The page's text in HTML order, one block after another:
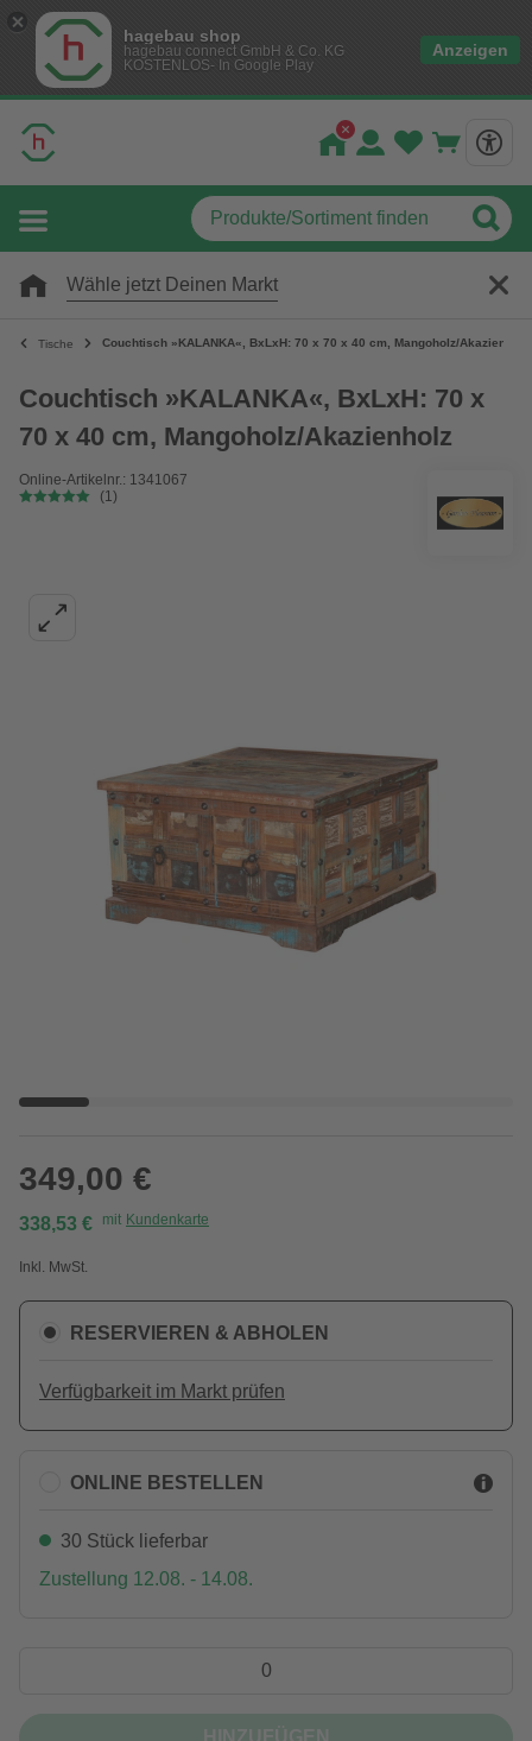
hagebau shop
hagebau connect GmbH & Co. KG
KOSTENLOS- In Google Play
Anzeigen
Wähle jetzt Deinen Markt
Tische Couchtisch »KALANKA«, BxLxH: 70 x 70 x 40 cm, Mangoholz/Akazienholz
Couchtisch »KALANKA«, BxLxH: 70 x
70 x 40 cm, Mangoholz/Akazienholz
Online-Artikelnr.: 1341067
(1)
349,00 €
338,53 € mit Kundenkarte
Inkl. MwSt.
RESERVIEREN & ABHOLEN
Verfügbarkeit im Markt prüfen
ONLINE BESTELLEN
30 Stück lieferbar
Zustellung 12.08. - 14.08.